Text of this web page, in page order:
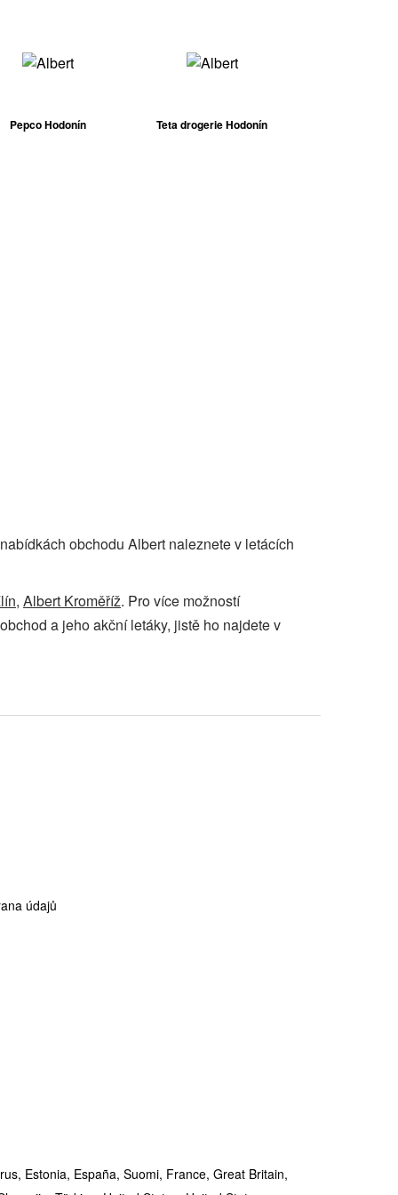
Pepco Hodonín Teta drogerie Hodonín
obchodu Albert naleznete v letácích
, Albert Kroměříž. Pro více možností
a jeho akční letáky, jistě ho najdete v
údajů
Estonia, España, Suomi, France, Great Britain,